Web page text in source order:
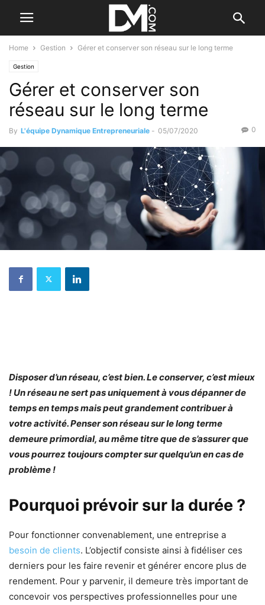
Home Gestion Gérer et conserver son réseau sur le long terme
Gestion
Gérer et conserver son
réseau sur le long terme
By L'équipe Dynamique Entrepreneuriale - 05/07/2020 0
Disposer d’un réseau, c’est bien. Le conserver, c’est mieux
! Un réseau ne sert pas uniquement à vous dépanner de
temps en temps mais peut grandement contribuer à
votre activité. Penser son réseau sur le long terme
demeure primordial, au même titre que de s’assurer que
vous pourrez toujours compter sur quelqu’un en cas de
problème !
Pourquoi prévoir sur la durée ?
Pour fonctionner convenablement, une entreprise a
besoin de clients. L’objectif consiste ainsi à fidéliser ces
derniers pour les faire revenir et générer encore plus de
rendement. Pour y parvenir, il demeure très important de
concevoir vos perspectives professionnelles pour une